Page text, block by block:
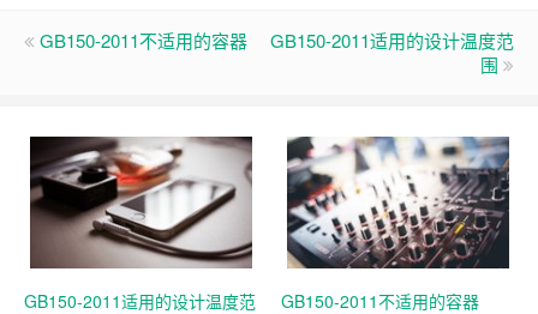
GB150-2011不适用的容器
GB150-2011适用的设计温度范
围
GB150-2011适用的设计温度范
GB150-2011不适用的容器